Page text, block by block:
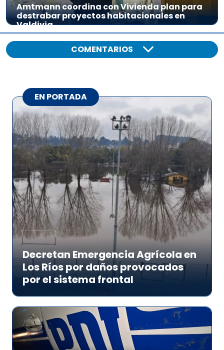
Amtmann coordina con Vivienda plan para
destrabar proyectos habitacionales en
Valdivia
COMENTARIOS
EN PORTADA
Decretan Emergencia Agrícola en
Los Ríos por daños provocados
por el sistema frontal